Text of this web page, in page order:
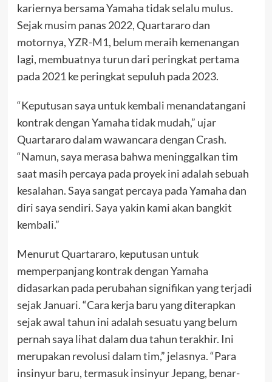
kariernya bersama Yamaha tidak selalu mulus.
Sejak musim panas 2022, Quartararo dan
motornya, YZR-M1, belum meraih kemenangan
lagi, membuatnya turun dari peringkat pertama
pada 2021 ke peringkat sepuluh pada 2023.
“Keputusan saya untuk kembali menandatangani
kontrak dengan Yamaha tidak mudah,” ujar
Quartararo dalam wawancara dengan Crash.
“Namun, saya merasa bahwa meninggalkan tim
saat masih percaya pada proyek ini adalah sebuah
kesalahan. Saya sangat percaya pada Yamaha dan
diri saya sendiri. Saya yakin kami akan bangkit
kembali.”
Menurut Quartararo, keputusan untuk
memperpanjang kontrak dengan Yamaha
didasarkan pada perubahan signifikan yang terjadi
sejak Januari. “Cara kerja baru yang diterapkan
sejak awal tahun ini adalah sesuatu yang belum
pernah saya lihat dalam dua tahun terakhir. Ini
merupakan revolusi dalam tim,” jelasnya. “Para
insinyur baru, termasuk insinyur Jepang, benar-